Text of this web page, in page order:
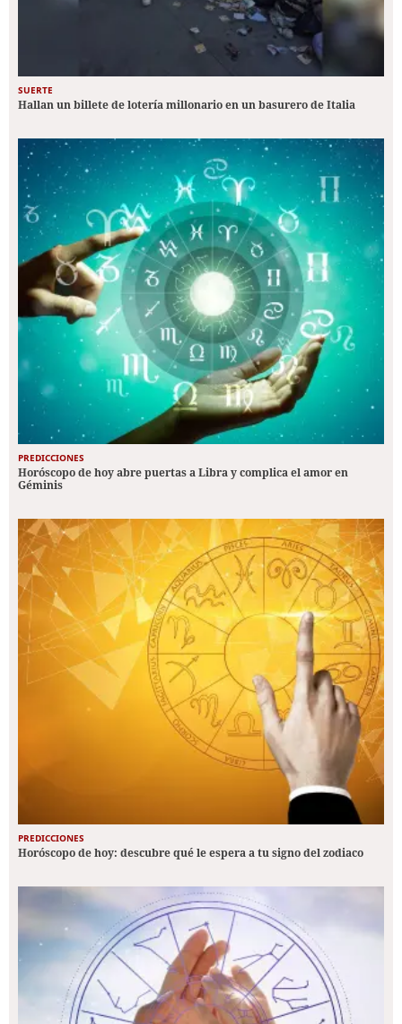
SUERTE
Hallan un billete de lotería millonario en un basurero de Italia
PREDICCIONES
Horóscopo de hoy abre puertas a Libra y complica el amor en
Géminis
PREDICCIONES
Horóscopo de hoy: descubre qué le espera a tu signo del zodiaco